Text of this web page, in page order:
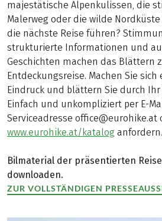
majestätische Alpenkulissen, die
Malerweg oder die wilde
die nächste Reise führen?
strukturierte Informationen und
Geschichten machen das Blättern
Entdeckungsreise. Machen Sie
Eindruck und blättern Sie durch
Einfach und unkompliziert per E-
Serviceadresse
www.eurohike.at/katalog anfordern.
Bilmaterial der präsentierten
downloaden.
ZUR VOLLSTÄNDIGEN